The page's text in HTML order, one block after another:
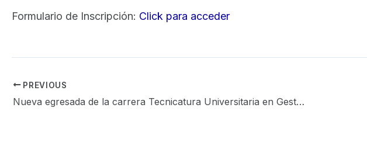
Formulario de Inscripción: Click para acceder
PREVIOUS
Nueva egresada de la carrera Tecnicatura Universitaria en Gestión Hotelera